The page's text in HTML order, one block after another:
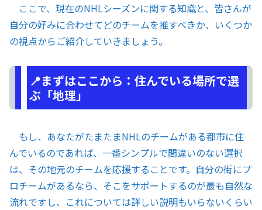
ここで、現在のNHLシーズンに関する知識と、皆さんが
自分の好みに合わせてどのチームを推すべきか、いくつか
の視点からご紹介していきましょう。
📍まずはここから：住んでいる場所で選
ぶ「地理」
もし、あなたがたまたまNHLのチームがある都市に住
んでいるのであれば、一番シンプルで間違いのない選択
は、その地元のチームを応援することです。自分の街にプ
ロチームがあるなら、そこをサポートするのが最も自然な
流れですし、これについては詳しい説明もいらないくらい